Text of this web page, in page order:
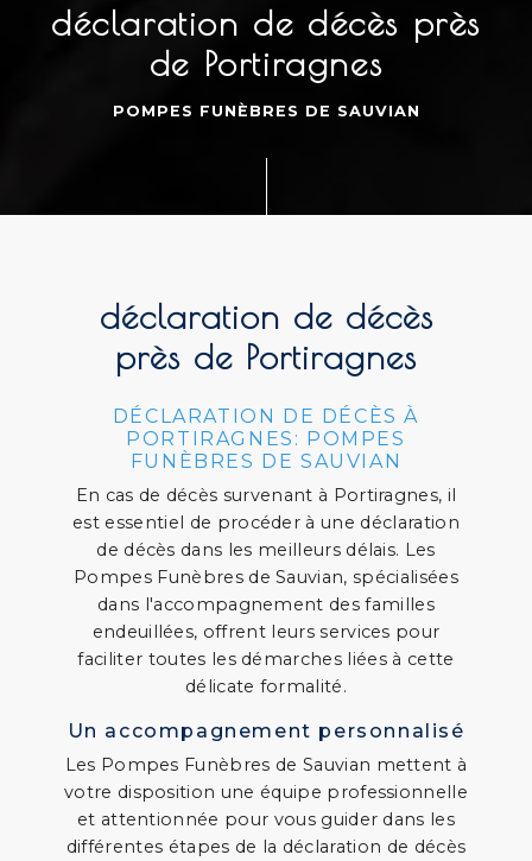
déclaration de décès près
de Portiragnes
POMPES FUNÈBRES DE SAUVIAN
déclaration de décès
près de Portiragnes
DÉCLARATION DE DÉCÈS À
PORTIRAGNES: POMPES
FUNÈBRES DE SAUVIAN
En cas de décès survenant à Portiragnes, il
est essentiel de procéder à une déclaration
de décès dans les meilleurs délais. Les
Pompes Funèbres de Sauvian, spécialisées
dans l'accompagnement des familles
endeuillées, offrent leurs services pour
faciliter toutes les démarches liées à cette
délicate formalité.
Un accompagnement personnalisé
Les Pompes Funèbres de Sauvian mettent à
votre disposition une équipe professionnelle
et attentionnée pour vous guider dans les
différentes étapes de la déclaration de décès